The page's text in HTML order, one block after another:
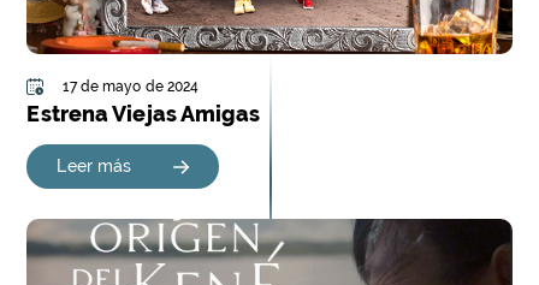
17 de mayo de 2024
Estrena Viejas Amigas
Leer más